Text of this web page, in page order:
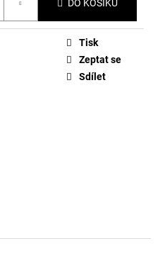
DO KOŠÍKU
Tisk
Zeptat se
Sdílet